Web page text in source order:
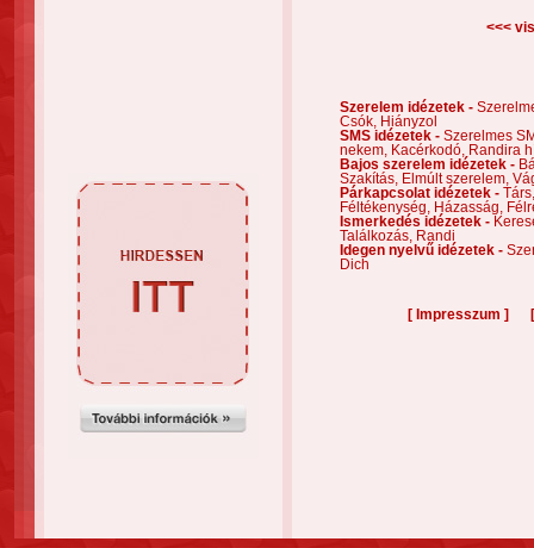
<<<
Szerelem idézetek -
Csók,
Hiányzol
SMS idézetek - Szerelmes
nekem,
Kacérkodó,
Randira
Bajos szerelem idézetek -
Szakítás,
Elmúlt szerelem,
Párkapcsolat idézetek -
Féltékenység,
Házasság,
Ismerkedés idézetek -
Találkozás,
Randi
Idegen nyelvű idézetek -
Dich
[ Impresszum ]